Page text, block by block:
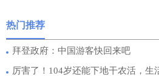
热门推荐
拜登政府：中国游客快回来吧
厉害了！104岁还能下地干农活，生